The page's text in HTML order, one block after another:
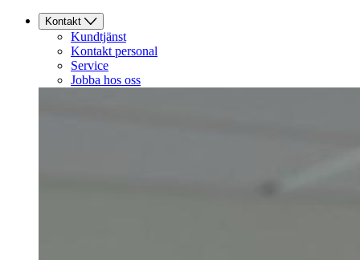
Kontakt
Kundtjänst
Kontakt personal
Service
Jobba hos oss